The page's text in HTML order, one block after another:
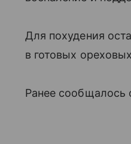
Для похудения
в готовых
Ранее сообщалось